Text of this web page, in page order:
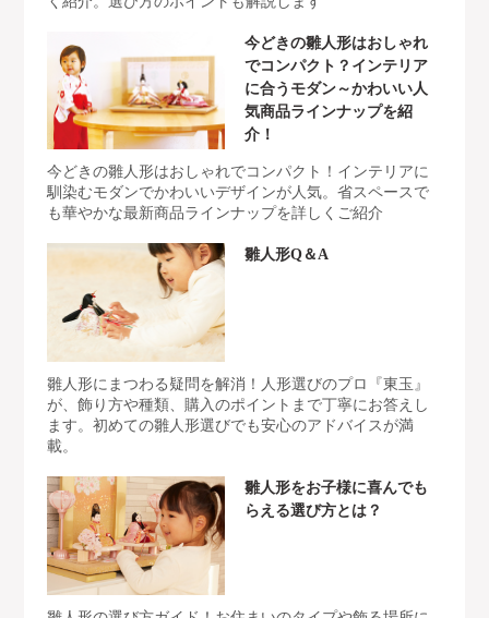
今どきの雛人形はおしゃれ
でコンパクト？インテリア
に合うモダン～かわいい人
気商品ラインナップを紹
介！
今どきの雛人形はおしゃれでコンパクト！インテリアに
馴染むモダンでかわいいデザインが人気。省スペースで
も華やかな最新商品ラインナップを詳しくご紹介
雛人形Q＆A
雛人形にまつわる疑問を解消！人形選びのプロ『東玉』
が、飾り方や種類、購入のポイントまで丁寧にお答えし
ます。初めての雛人形選びでも安心のアドバイスが満
載。
雛人形をお子様に喜んでも
らえる選び方とは？